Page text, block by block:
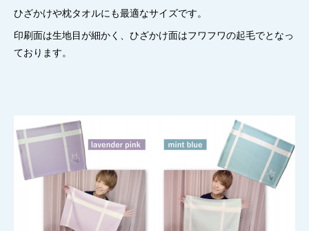
ひざかけや枕タオルにも最適なサイズです。
印刷面は生地目が細かく、ひざかけ面はフワフワの起毛でとなっ
ております。